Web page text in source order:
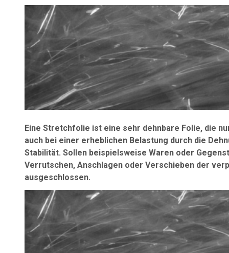
Eine Stretchfolie ist eine sehr dehnbare Folie, die
auch bei einer erheblichen Belastung durch die
Stabilität. Sollen beispielsweise Waren oder
Verrutschen, Anschlagen oder Verschieben der
ausgeschlossen.